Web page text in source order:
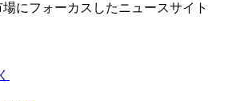
にフォーカスしたニュースサイト